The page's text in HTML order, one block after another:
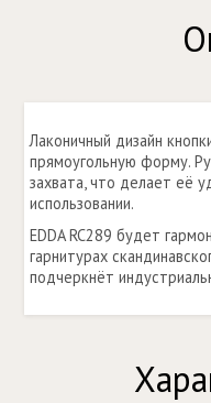
Лаконичный дизайн
прямоугольную форму.
захвата, что делает её
использовании.
EDDA RC289 будет
гарнитурах
подчеркнёт